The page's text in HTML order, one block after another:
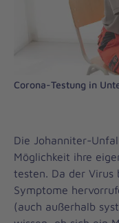
Corona-Testung in
Die Johanniter-
Möglichkeit ihre
testen. Da der Virus
Symptome
(auch außerhalb